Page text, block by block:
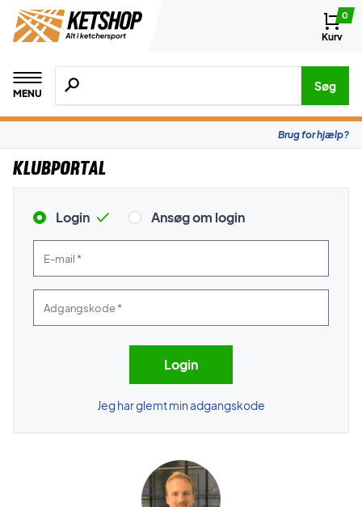
0
Kurv
MENU
Søg efter produkter, mærker etc.
Søg
Brug for hjælp?
Klubportal
Login Ansøg om login
Jeg har glemt min adgangskode